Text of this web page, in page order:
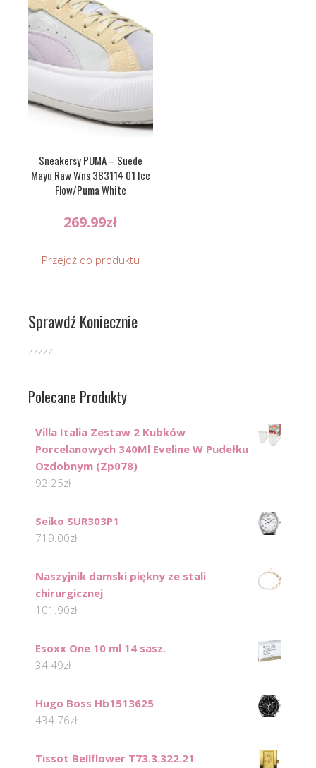
Sneakersy PUMA – Suede
Mayu Raw Wns 383114 01 Ice
Flow/Puma White
269.99zł
Przejdź do produktu
Sprawdź Koniecznie
zzzzz
Polecane Produkty
Villa Italia Zestaw 2 Kubków
Porcelanowych 340Ml Eveline W Pudełku
Ozdobnym (Zp078)
92.25zł
Seiko SUR303P1
719.00zł
Naszyjnik damski piękny ze stali
chirurgicznej
101.90zł
Esoxx One 10 ml 14 sasz.
34.49zł
Hugo Boss Hb1513625
434.76zł
Tissot Bellflower T73.3.322.21